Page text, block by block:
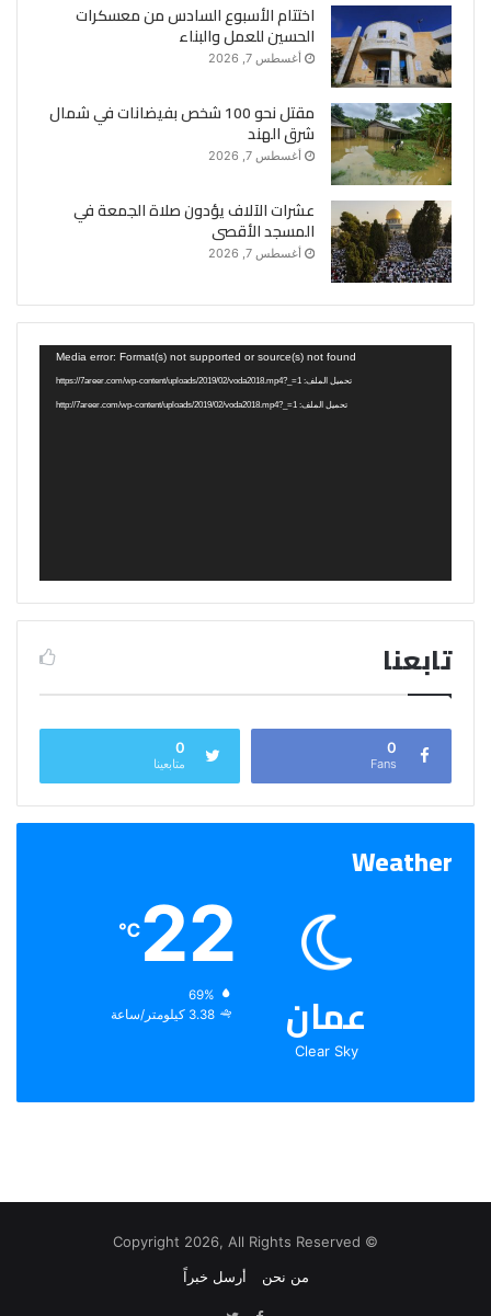
اختتام الأسبوع السادس من معسكرات
الحسين للعمل والبناء
أغسطس 7, 2026
مقتل نحو 100 شخص بفيضانات في شمال
شرق الهند
أغسطس 7, 2026
عشرات الآلاف يؤدون صلاة الجمعة في
المسجد الأقصى
أغسطس 7, 2026
Media error: Format(s) not supported or source(s) not found
تحميل الملف: https://7areer.com/wp-content/uploads/2019/02/voda2018.mp4?_=1
تحميل الملف: http://7areer.com/wp-content/uploads/2019/02/voda2018.mp4?_=1
تابعنا
0
Fans
0
متابعينا
Weather
عمان
Clear Sky
22
℃
الرطوبة:
الرياح:3.38 كيلومتر/ساعة
© Copyright 2026, All Rights Reserved
من نحن
أرسل خبراً